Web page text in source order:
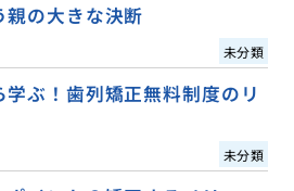
の大きな決断
未分類
ぶ！歯列矯正無料制度のリ
未分類